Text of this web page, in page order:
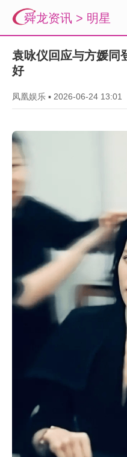
舜龙资讯 > 明星
袁咏仪回应与方媛同
好
凤凰娱乐 ▪ 2026-06-24 13:01